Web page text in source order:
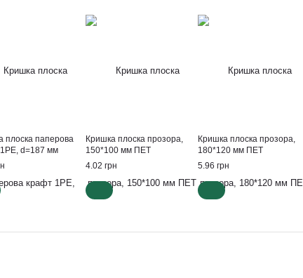
плоска паперова
d=187 мм
Кришка плоска прозора,
150*100 мм ПЕТ
4.02 грн
Кришка плоска прозора,
180*120 мм ПЕТ
5.96 грн